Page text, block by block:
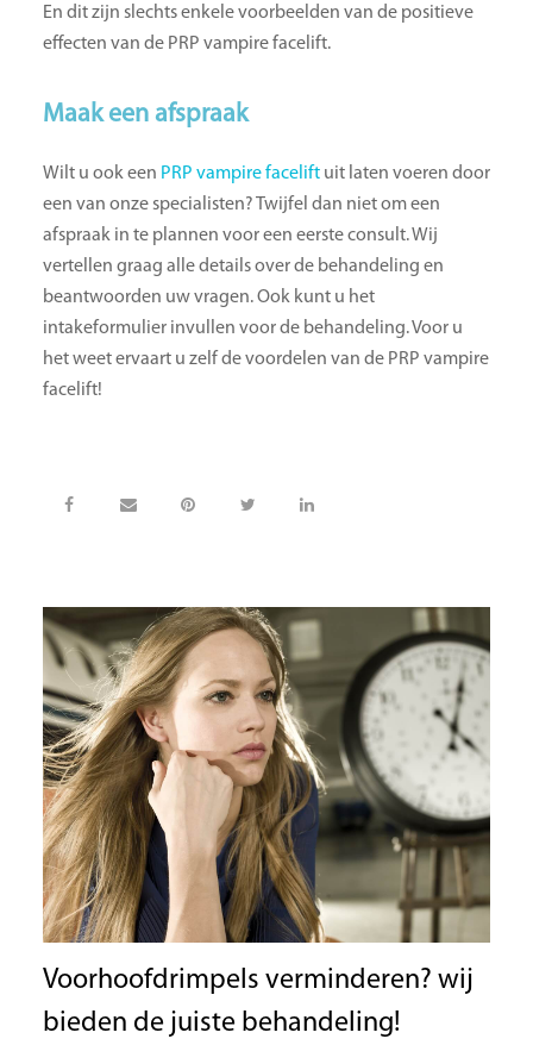
En dit zijn slechts enkele voorbeelden van de positieve
effecten van de PRP vampire facelift.
Maak een afspraak
Wilt u ook een PRP vampire faceliftuit laten voeren door
een van onze specialisten? Twijfel dan niet om een
afspraak in te plannen voor een eerste consult. Wij
vertellen graag alle details over de behandeling en
beantwoorden uw vragen. Ook kunt u het
intakeformulier invullen voor de behandeling. Voor u
het weet ervaart u zelf de voordelen van de PRP vampire
facelift!
Voorhoofdrimpels verminderen? wij
bieden de juiste behandeling!